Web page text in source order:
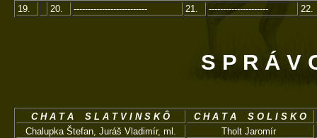
19.
20. -------------------------- 21. --------------------- 22.
S P R Á V
C H A T A S L A T V I N S K Ô
C H A T A S O L I S K O
Chalupka Štefan, Juráš Vladimír, ml.
Tholt Jaromír